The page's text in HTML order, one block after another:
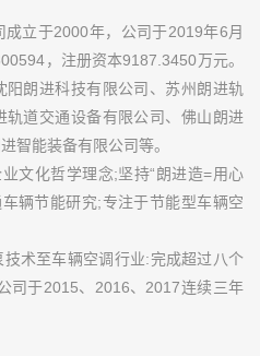
立于2000年，公司于2019年6月
，注册资本9187.3450万元。
朗进科技有限公司、苏州朗进轨
道交通设备有限公司、佛山朗进
智能装备有限公司等。
文化哲学理念;坚持“朗进造=用心
辆节能研究;专注于节能型车辆空
术至车辆空调行业:完成超过八个
司于2015、2016、2017连续三年